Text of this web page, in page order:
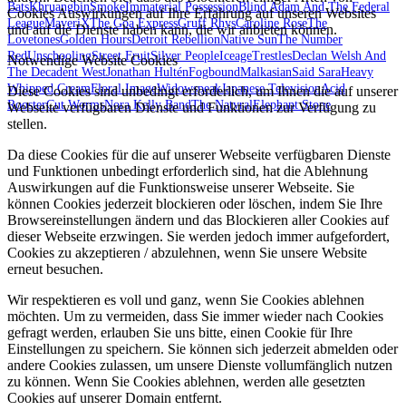
BatsKhruangbinSmokeImmaterial PossessionBlind Adam And The Federal
LeagueMaveriXThe Goa ExpressGruff RhysCaroline RoseThe
LovetonesGolden HoursDetroit RebellionNative SunThe Number
RedUnschoolingStreet FruitSilver PeopleIceageTrestlesDeclan Welsh And
The Decadent WestJonathan HulténFogboundMalkasianSaid SaraHeavy
Whipped CreamFloral ImageWidowspeakJapanese TelevisionAcid
RoosterCut WormsNora Kelly BandThe NatvralElephant Stone
Cookies Auswirkungen auf Ihre Erfahrung auf unseren Websites
und auf die Dienste haben kann, die wir anbieten können.
Notwendige Website Cookies
Diese Cookies sind unbedingt erforderlich, um Ihnen die auf unserer
Webseite verfügbaren Dienste und Funktionen zur Verfügung zu
stellen.
Da diese Cookies für die auf unserer Webseite verfügbaren Dienste
und Funktionen unbedingt erforderlich sind, hat die Ablehnung
Auswirkungen auf die Funktionsweise unserer Webseite. Sie
können Cookies jederzeit blockieren oder löschen, indem Sie Ihre
Browsereinstellungen ändern und das Blockieren aller Cookies auf
dieser Webseite erzwingen. Sie werden jedoch immer aufgefordert,
Cookies zu akzeptieren / abzulehnen, wenn Sie unsere Website
erneut besuchen.
Wir respektieren es voll und ganz, wenn Sie Cookies ablehnen
möchten. Um zu vermeiden, dass Sie immer wieder nach Cookies
gefragt werden, erlauben Sie uns bitte, einen Cookie für Ihre
Einstellungen zu speichern. Sie können sich jederzeit abmelden oder
andere Cookies zulassen, um unsere Dienste vollumfänglich nutzen
zu können. Wenn Sie Cookies ablehnen, werden alle gesetzten
Cookies auf unserer Domain entfernt.